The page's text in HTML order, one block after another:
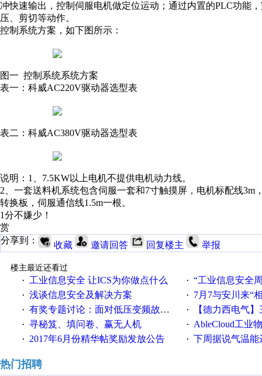
冲快速输出，控制伺服电机做定位运动；通过内置的PLC功能
压、剪切等动作。
控制系统方案，如下图所示：
图一 控制系统系统方案
表一：科威AC220V驱动器选型表
表二：科威AC380V驱动器选型表
说明：1、7.5KW以上电机不提供电机动力线。
2、一套送料机系统包含伺服一套和7寸触摸屏，电机标配线
转换板，伺服通信线1.5m一根。
1分不嫌少！
赏
分享到：
收藏 邀请回答 回复楼主 举报
楼主最近还看过
·
工业信息安全 让ICS为你做点什么 · “工业信息安全周之我见”
· 浅谈信息安全及解决方案 · 7月7与安川来“
· 有奖专题讨论：面对低压变频故障，老手是这样解决的！ · 【德力西电气】三
· 寻秘笈、填问卷、赢无人机 · AbleCloud工业物联
· 2017年6月份精华帖奖励发放公告 · 下周据说气温能
热门招聘